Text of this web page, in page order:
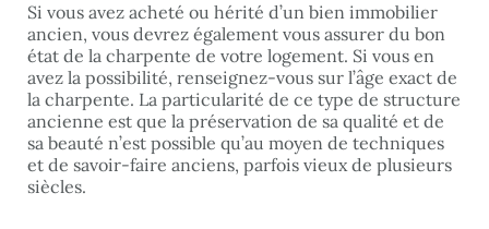
Si vous avez acheté ou hérité d’un bien immobilier
ancien, vous devrez également vous assurer du bon
état de la charpente de votre logement. Si vous en
avez la possibilité, renseignez-vous sur l’âge exact de
la charpente. La particularité de ce type de structure
ancienne est que la préservation de sa qualité et de
sa beauté n’est possible qu’au moyen de techniques
et de savoir-faire anciens, parfois vieux de plusieurs
siècles.